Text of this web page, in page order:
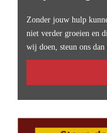
Zonder jouw hulp
niet verder groeien en
wij doen, steun ons